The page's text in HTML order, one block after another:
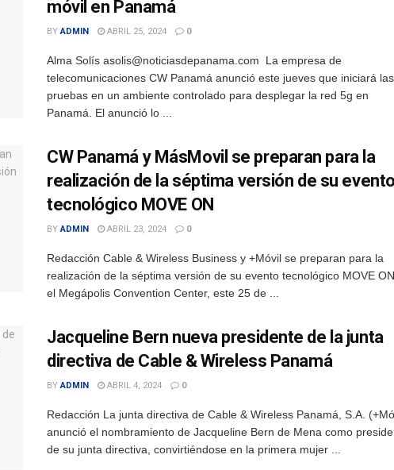
móvil en Panamá
BY ADMIN ABRIL 25, 2024 0
Alma Solís asolis@noticiasdepanama.com La empresa de
telecomunicaciones CW Panamá anunció este jueves que iniciará las
pruebas en un ambiente controlado para desplegar la red 5g en
Panamá. El anunció lo ...
CW Panamá y MásMovil se preparan para la
realización de la séptima versión de su evento
tecnológico MOVE ON
BY ADMIN ABRIL 23, 2024 0
Redacción Cable & Wireless Business y +Móvil se preparan para la
realización de la séptima versión de su evento tecnológico MOVE
el Megápolis Convention Center, este 25 de ...
Jacqueline Bern nueva presidente de la junta
directiva de Cable & Wireless Panamá
BY ADMIN ABRIL 4, 2024 0
Redacción La junta directiva de Cable & Wireless Panamá, S.A.
anunció el nombramiento de Jacqueline Bern de Mena como
de su junta directiva, convirtiéndose en la primera mujer ...